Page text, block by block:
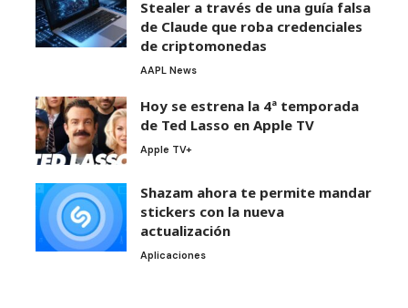
Stealer a través de una guía falsa
de Claude que roba credenciales
de criptomonedas
AAPL News
Hoy se estrena la 4ª temporada
de Ted Lasso en Apple TV
Apple TV+
Shazam ahora te permite mandar
stickers con la nueva
actualización
Aplicaciones